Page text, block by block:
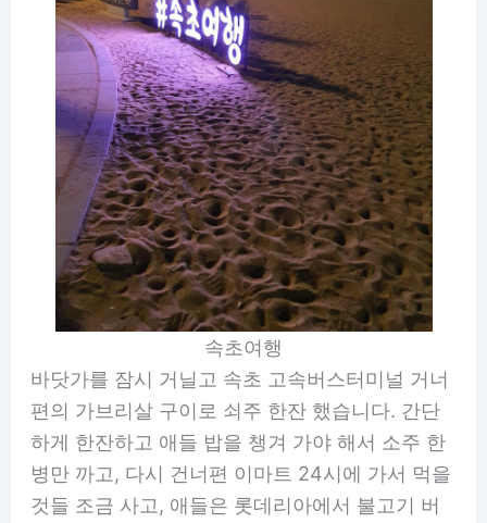
속초여행
바닷가를 잠시 거닐고 속초 고속버스터미널 거너
편의 가브리살 구이로 쇠주 한잔 했습니다. 간단
하게 한잔하고 애들 밥을 챙겨 가야 해서 소주 한
병만 까고, 다시 건너편 이마트 24시에 가서 먹을
것들 조금 사고, 애들은 롯데리아에서 불고기 버